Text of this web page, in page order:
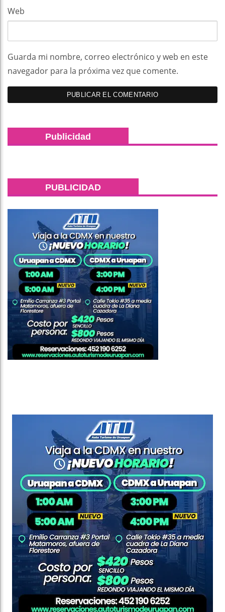
Web
Guarda mi nombre, correo electrónico y web en este
navegador para la próxima vez que comente.
Publicidad
PUBLICIDAD